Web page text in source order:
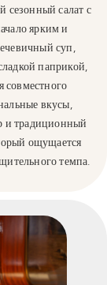
салат с
ярким и
суп,
паприкой,
совместного
вкусы,
и традиционный
ощущается
темпа.